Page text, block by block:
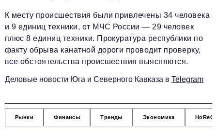
Фоторепортажи
Авторские материалы
Видео
Электронные почты редакции:
Информационный отдел
К месту происшествия были привлечены 34 человека
и 9 единиц техники, от МЧС России — 29 человек
плюс 8 единиц техники. Прокуратура республики по
факту обрыва канатной дороги проводит проверку,
все обстоятельства происшествия выясняются.
Деловые новости Юга и Северного Кавказа в Telegram
Рынки Финансы Тренды Экономика HoReCa